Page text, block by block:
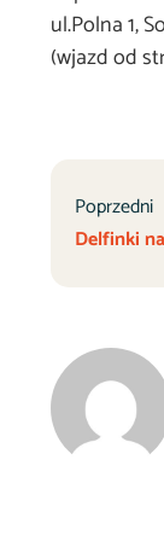
ul.Polna 1,
(wjazd od
Poprzedni
Delfinki